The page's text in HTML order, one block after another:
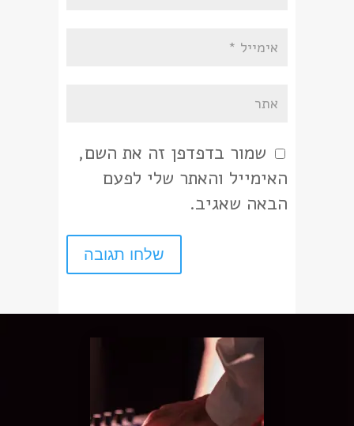
שמור בדפדפן זה את השם,
האימייל והאתר שלי לפעם
הבאה שאגיב.